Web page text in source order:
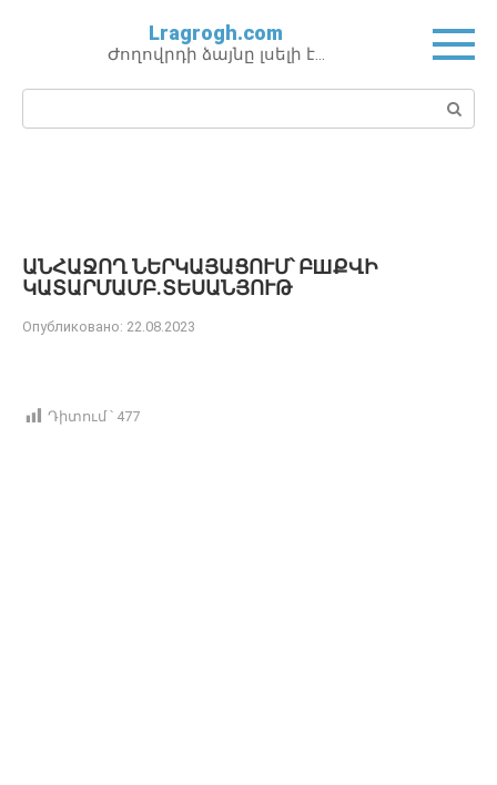
Lragrogh.com
Ժողովրդի ձայնը լսելի է…
Поиск:
ԱՆՀԱՋՈՂ ՆԵՐԿԱՅԱՑՈՒՄ՝ ԲШՔՎԻ
ԿԱՏԱՐՄԱՄԲ․ՏԵՍԱՆՅՈՒԹ
Опубликовано: 22.08.2023
Դիտում ՝ 477